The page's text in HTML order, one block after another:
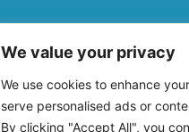
We value your privacy
We use cookies to enhance
serve personalised ads or
By clicking "Accept All", you